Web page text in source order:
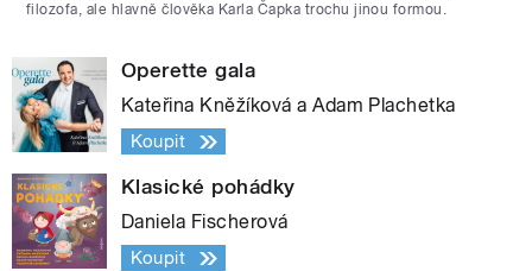
filozofa, ale hlavně člověka Karla Čapka trochu jinou formou.
Operette gala
Kateřina Kněžíková a Adam Plachetka
Koupit
Klasické pohádky
Daniela Fischerová
Koupit